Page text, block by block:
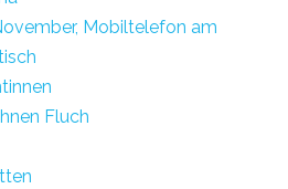
Mobiltelefon am
Fluch